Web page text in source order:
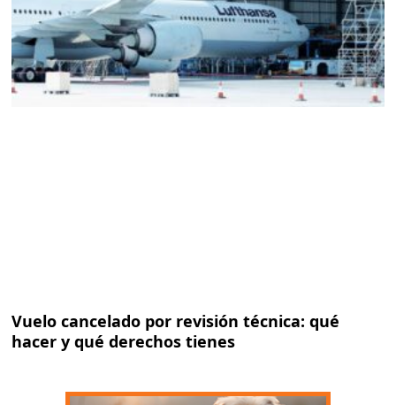
Vuelo cancelado por revisión técnica: qué
hacer y qué derechos tienes